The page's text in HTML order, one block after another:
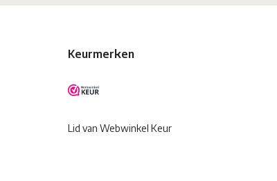
Keurmerken
Lid van Webwinkel Keur